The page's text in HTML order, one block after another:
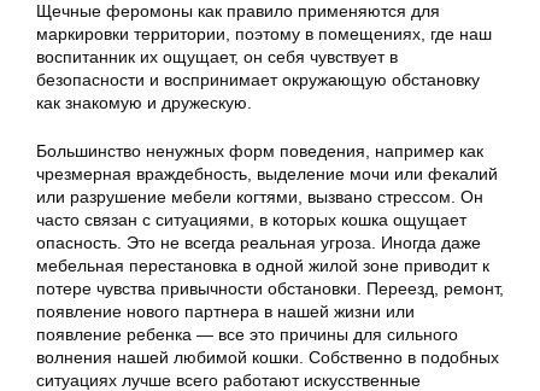
Щечные феромоны как правило применяются для
маркировки территории, поэтому в помещениях, где наш
воспитанник их ощущает, он себя чувствует в
безопасности и воспринимает окружающую обстановку
как знакомую и дружескую.
Большинство ненужных форм поведения, например как
чрезмерная враждебность, выделение мочи или фекалий
или разрушение мебели когтями, вызвано стрессом. Он
часто связан с ситуациями, в которых кошка ощущает
опасность. Это не всегда реальная угроза. Иногда даже
мебельная перестановка в одной жилой зоне приводит к
потере чувства привычности обстановки. Переезд, ремонт,
появление нового партнера в нашей жизни или
появление ребенка — все это причины для сильного
волнения нашей любимой кошки. Собственно в подобных
ситуациях лучше всего работают искусственные